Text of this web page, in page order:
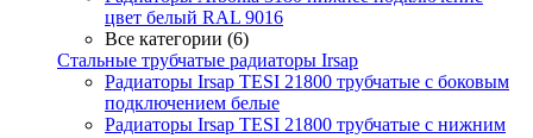
цвет белый RAL 9016
Все категории (6)
Стальные трубчатые радиаторы Irsap
Радиаторы Irsap TESI 21800 трубчатые с боковым
подключением белые
Радиаторы Irsap TESI 21800 трубчатые с нижним